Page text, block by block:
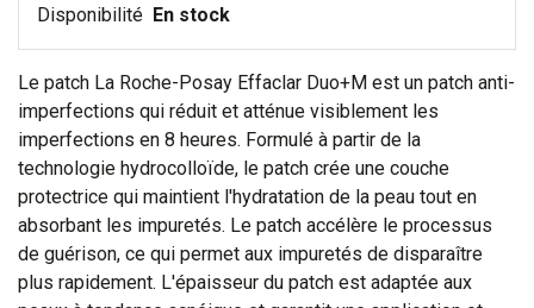
Disponibilité En stock
Le patch La Roche-Posay Effaclar Duo+M est un patch anti-
imperfections qui réduit et atténue visiblement les
imperfections en 8 heures. Formulé à partir de la
technologie hydrocolloïde, le patch crée une couche
protectrice qui maintient l'hydratation de la peau tout en
absorbant les impuretés. Le patch accélère le processus
de guérison, ce qui permet aux impuretés de disparaître
plus rapidement. L'épaisseur du patch est adaptée aux